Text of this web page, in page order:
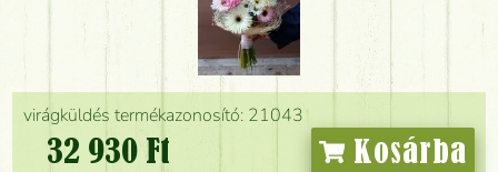
virágküldés termékazonosító: 21043
32 930 Ft Kosárba